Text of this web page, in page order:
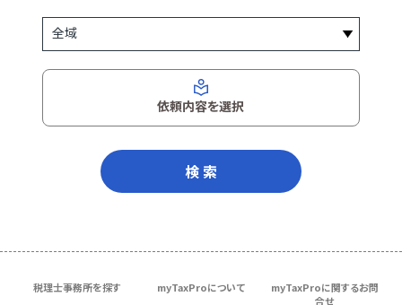
依頼内容を選択
検 索
税理士事務所を探す myTaxProについて
myTaxProに関するお問
合せ